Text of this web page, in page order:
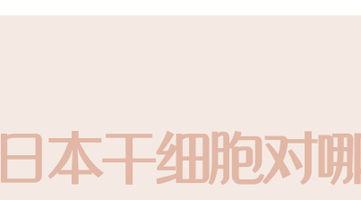
日本干细胞对